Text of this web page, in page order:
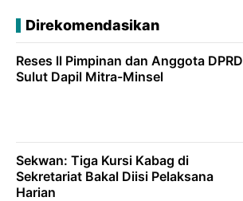
Direkomendasikan
Reses ll Pimpinan dan Anggota DPRD
Sulut Dapil Mitra-Minsel
Sekwan: Tiga Kursi Kabag di
Sekretariat Bakal Diisi Pelaksana
Harian